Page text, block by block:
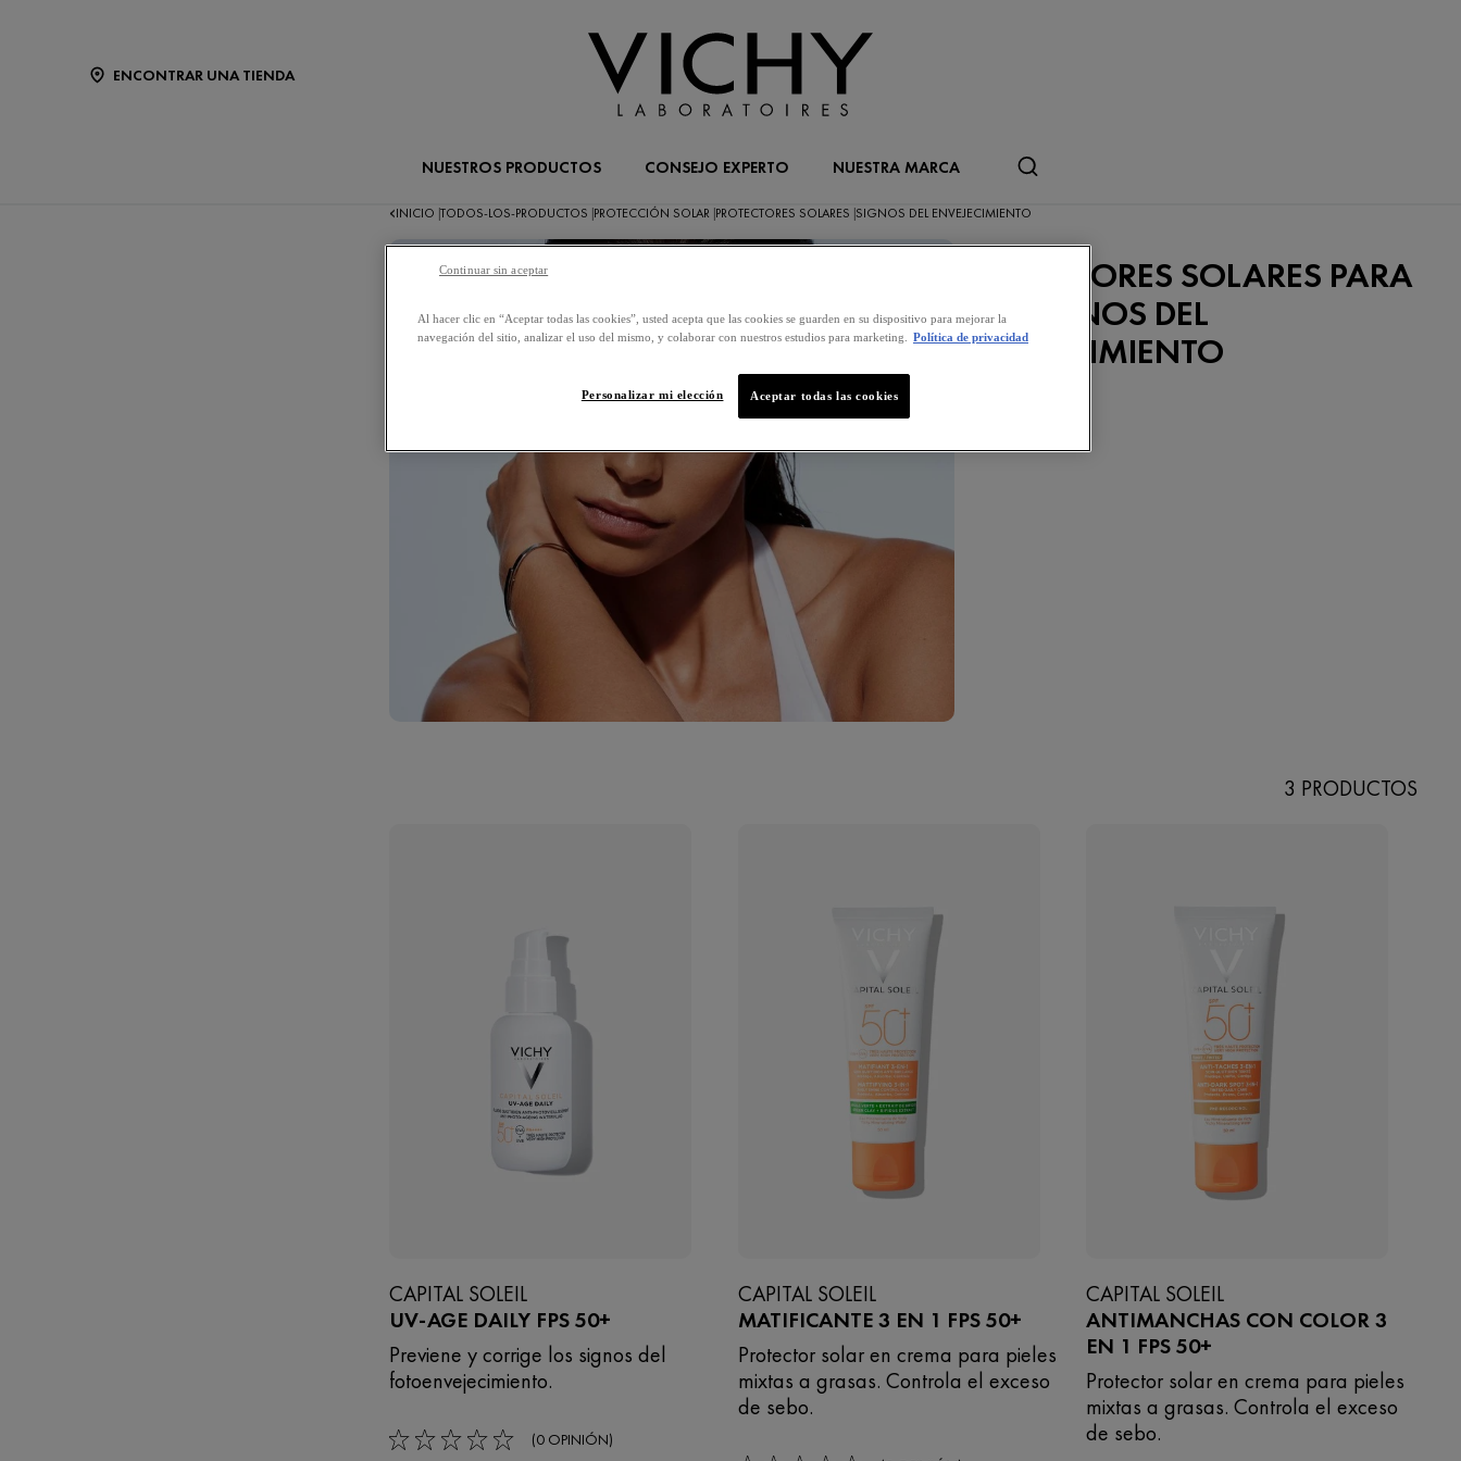
ENCONTRAR UNA TIENDA
NUESTROS PRODUCTOS CONSEJO EXPERTO NUESTRA MARCA
INICIO |TODOS-LOS-PRODUCTOS PROTECCIÓN SOLAR PROTECTORES SOLARES SIGNOS DEL ENVEJECIMIENTO
PROTECTORES SOLARES PARA
LOS SIGNOS DEL
ENVEJECIMIENTO
3 PRODUCTOS
CAPITAL SOLEIL
UV-AGE DAILY FPS 50+
Previene y corrige los signos del
fotoenvejecimiento.
0/5 (0 OPINIÓN)
CAPITAL SOLEIL
MATIFICANTE 3 EN 1 FPS 50+
Protector solar en crema para pieles
mixtas a grasas. Controla el exceso
de sebo.
CAPITAL SOLEIL
ANTIMANCHAS CON COLOR 3
EN 1 FPS 50+
Protector solar en crema para pieles
mixtas a grasas. Controla el exceso
de sebo.
Al hacer clic en “Aceptar todas las cookies”, usted acepta que las cookies se guarden en su dispositivo para mejorar la
navegación del sitio, analizar el uso del mismo, y colaborar con nuestros estudios para marketing.
Política de privacidad
Aceptar todas las cookies
Personalizar mi elección
Continuar sin aceptar